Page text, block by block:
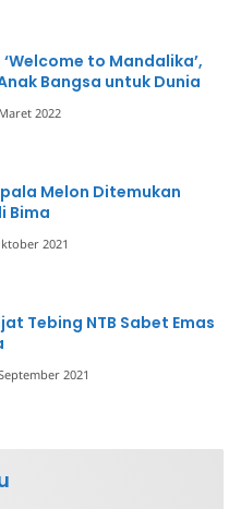
‘Welcome to Mandalika’,
Bangsa untuk Dunia
2022
Melon Ditemukan
Bima
2021
Tebing NTB Sabet Emas
2021